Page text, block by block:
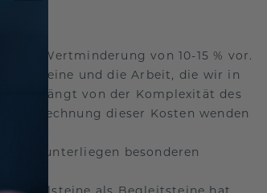
Wertminderung von 10-15 % vor.
und die Arbeit, die wir in
hängt von der Komplexität des
Berechnung dieser Kosten wenden
und unterliegen besonderen